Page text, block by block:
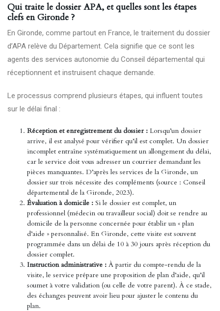
Qui traite le dossier APA, et quelles sont les étapes
clefs en Gironde ?
En Gironde, comme partout en France, le traitement du dossier
d’APA relève du Département. Cela signifie que ce sont les
agents des services autonomie du Conseil départemental qui
réceptionnent et instruisent chaque demande.
Le processus comprend plusieurs étapes, qui influent toutes
sur le délai final :
Réception et enregistrement du dossier : Lorsqu’un dossier
arrive, il est analysé pour vérifier qu’il est complet. Un dossier
incomplet entraîne systématiquement un allongement du délai,
car le service doit vous adresser un courrier demandant les
pièces manquantes. D’après les services de la Gironde, un
dossier sur trois nécessite des compléments (source : Conseil
départemental de la Gironde, 2023).
Évaluation à domicile : Si le dossier est complet, un
professionnel (médecin ou travailleur social) doit se rendre au
domicile de la personne concernée pour établir un « plan
d’aide » personnalisé. En Gironde, cette visite est souvent
programmée dans un délai de 10 à 30 jours après réception du
dossier complet.
Instruction administrative : À partir du compte-rendu de la
visite, le service prépare une proposition de plan d’aide, qu’il
soumet à votre validation (ou celle de votre parent). À ce stade,
des échanges peuvent avoir lieu pour ajuster le contenu du
plan.